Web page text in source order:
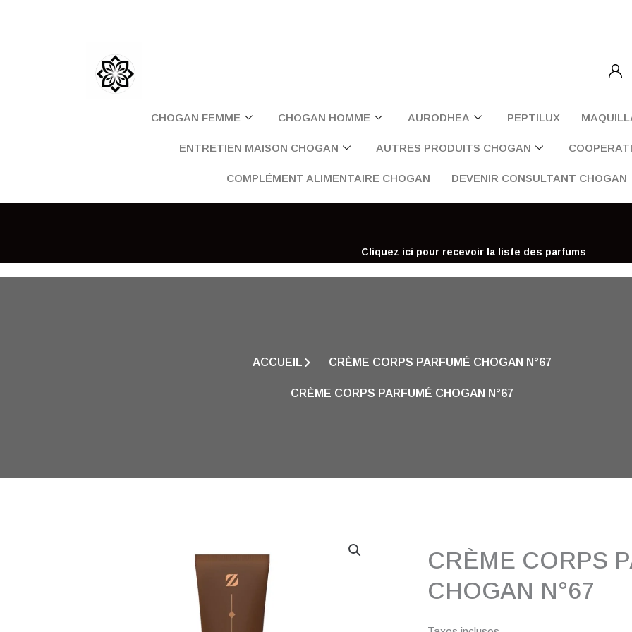
CHOGAN FEMME CHOGAN HOMME AURODHEA PEPTILUX
ENTRETIEN MAISON CHOGAN AUTRES PRODUITS CHOGAN
COMPLÉMENT ALIMENTAIRE CHOGAN DEVENIR CONSULTANT CHOGAN
Cliquez ici pour recevoir la liste des parfums
ACCUEIL CRÈME CORPS PARFUMÉ CHOGAN N°67
CRÈME CORPS PARFUMÉ CHOGAN N°67
CRÈME CORPS
CHOGAN N°67